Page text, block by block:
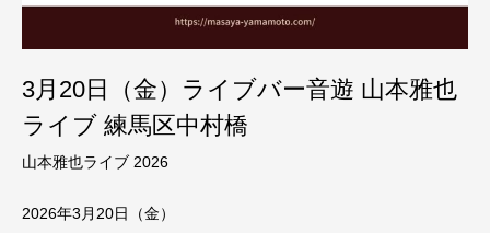
3月20日（金）ライブバー音遊 山本雅也
ライブ 練馬区中村橋
山本雅也ライブ 2026
2026年3月20日（金）